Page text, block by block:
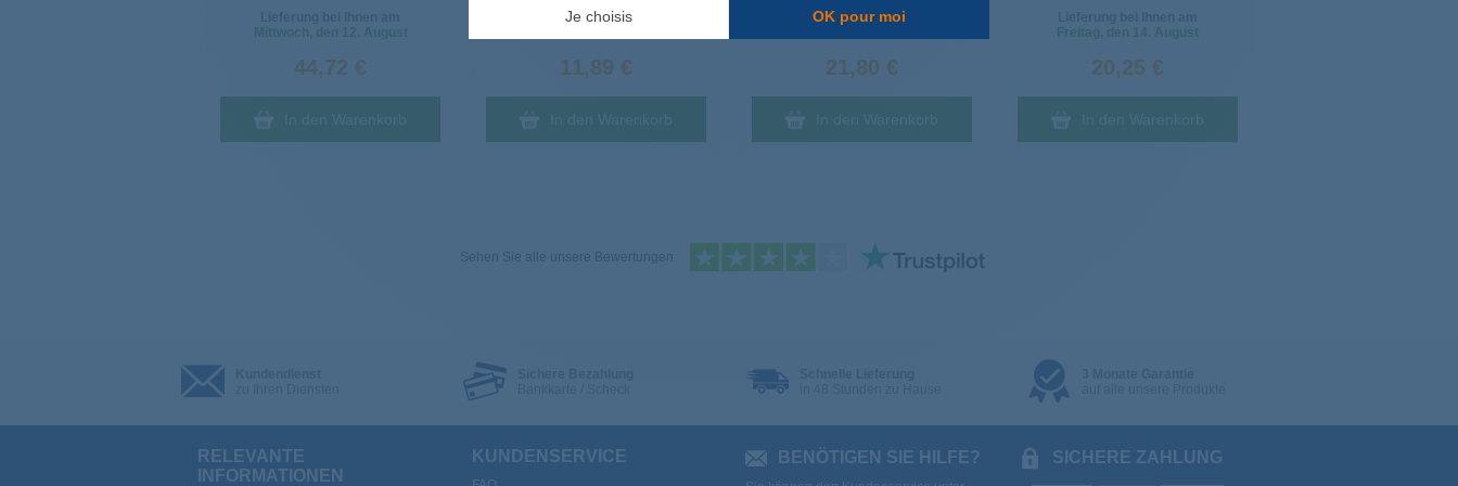
Je choisis OK pour moi
Mittwoch, den 12. August
44,72 €
In den Warenkorb
Lieferung bei Ihnen am
11,89 €
In den Warenkorb
Lieferung bei Ihnen am
21,80 €
In den Warenkorb
Freitag, den 14. August
20,25 €
In den Warenkorb
Sehen Sie alle unsere Bewertungen
RELEVANTE
INFORMATIONEN
KUNDENSERVICE BENÖTIGEN SIE HILFE? SICHERE ZAHLUNG